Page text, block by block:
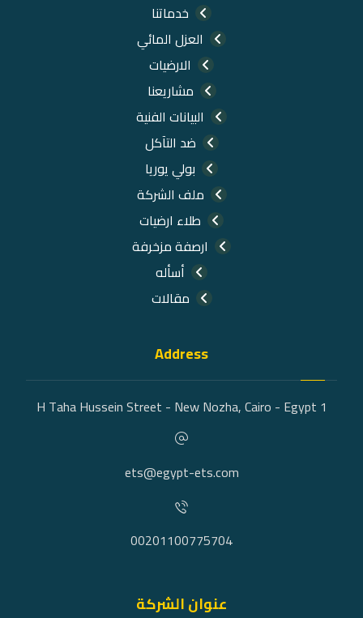
خدماتنا
العزل المائي
الارضيات
مشاريعنا
البيانات الفنية
ضد التآكل
بولي يوريا
ملف الشركة
طلاء ارضيات
ارصفة مزخرفة
أسأله
مقالات
Address
1 H Taha Hussein Street - New Nozha, Cairo - Egypt
ets@egypt-ets.com
00201100775704
عنوان الشركة